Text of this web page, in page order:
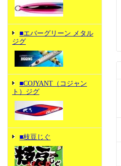
■エバーグリーン メタル
ジグ
■COJYANT（コジャン
ト）ジグ
■枝豆じぐ